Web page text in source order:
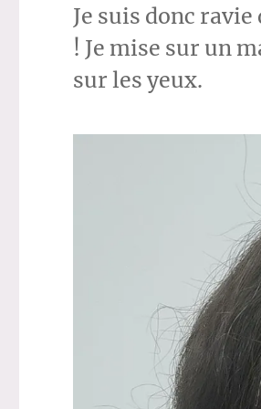
Je suis donc
! Je mise sur un
sur les yeux.